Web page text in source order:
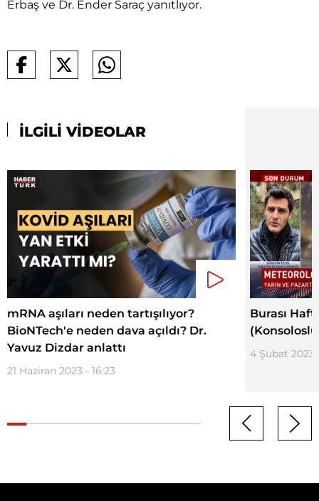
Erbaş ve Dr. Ender Saraç yanıtlıyor.
İLGİLİ VİDEOLAR
mRNA aşıları neden tartışılıyor?
BioNTech'e neden dava açıldı? Dr.
Yavuz Dizdar anlattı
21 Haziran 2023 - 16:23
Burası
4 Şubat 2023